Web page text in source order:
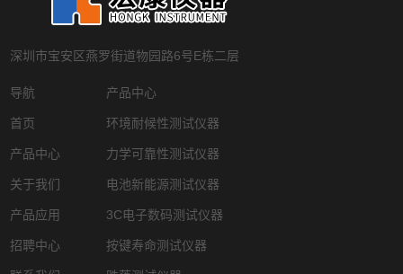
深圳市宝安区燕罗街道物园路6号E栋二层
导航
首页
产品中心
关于我们
产品应用
招聘中心
产品中心
环境耐候性测试仪器
力学可靠性测试仪器
电池新能源测试仪器
3C电子数码测试仪器
按键寿命测试仪器